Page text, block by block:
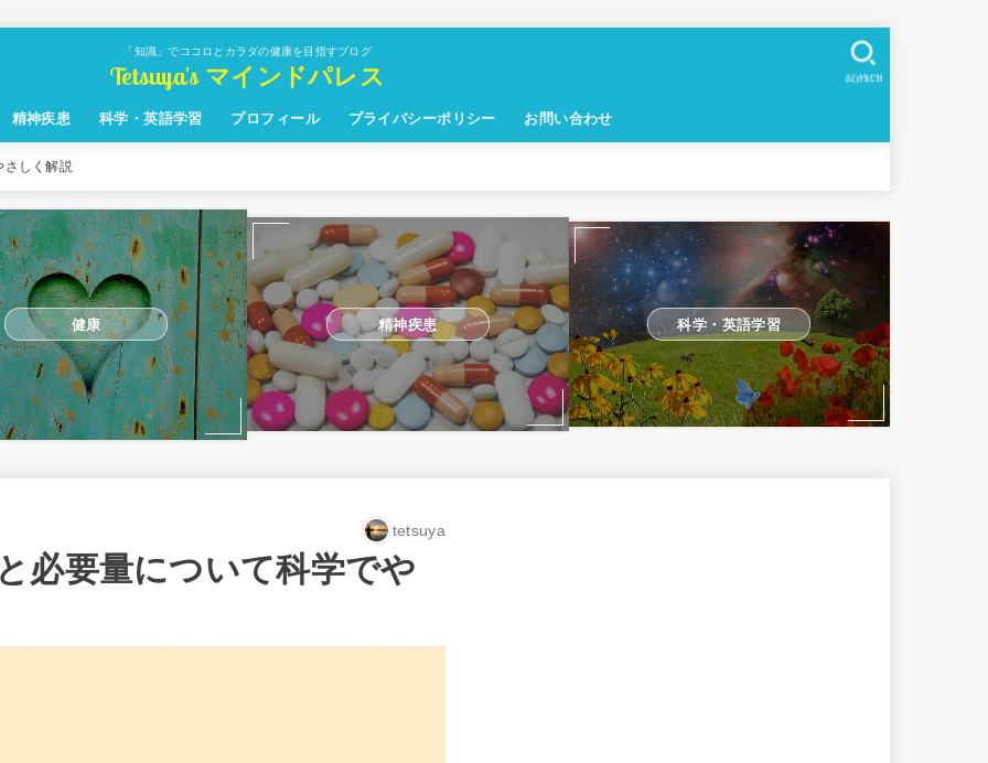
「知識」でココロとカラダの健康を目指すブログ
Tetsuya's マインドパレス
精神疾患 科学・英語学習 プロフィール プライバシーポリシー お問い合わせ
SEARCH
さしく解説
健康 精神疾患 科学・英語学習
tetsuya
必要量について科学でや